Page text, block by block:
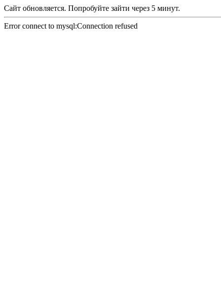
Сайт обновляется. Попробуйте зайти через 5 минут.
Error connect to mysql:Connection refused